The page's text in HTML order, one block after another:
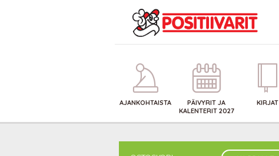
AJANKOHTAISTA
PÄIVYRIT JA
KALENTERIT 2027
KIRJAT